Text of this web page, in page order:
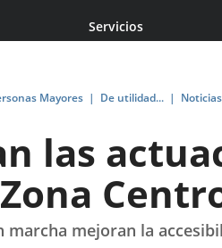
Servicios
Mayores De utilidad... Noticias
las
marcha mejoran la